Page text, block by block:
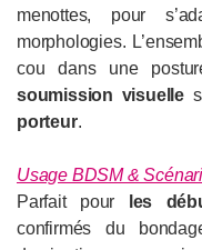
menottes, pour
morphologies.
cou dans une
soumission visuelle
porteur.
Usage BDSM &
Parfait pour
les
confirmés du